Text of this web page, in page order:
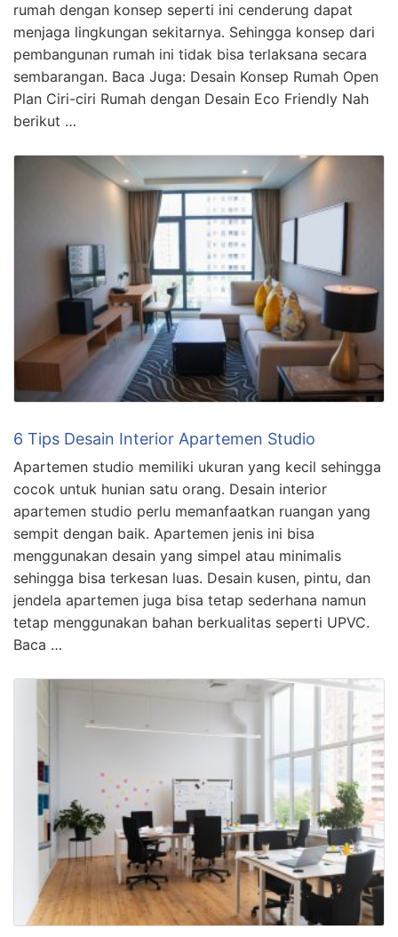
rumah dengan konsep seperti ini cenderung dapat
menjaga lingkungan sekitarnya. Sehingga konsep dari
pembangunan rumah ini tidak bisa terlaksana secara
sembarangan. Baca Juga: Desain Konsep Rumah Open
Plan Ciri-ciri Rumah dengan Desain Eco Friendly Nah
berikut …
6 Tips Desain Interior Apartemen Studio
Apartemen studio memiliki ukuran yang kecil sehingga
cocok untuk hunian satu orang. Desain interior
apartemen studio perlu memanfaatkan ruangan yang
sempit dengan baik. Apartemen jenis ini bisa
menggunakan desain yang simpel atau minimalis
sehingga bisa terkesan luas. Desain kusen, pintu, dan
jendela apartemen juga bisa tetap sederhana namun
tetap menggunakan bahan berkualitas seperti UPVC.
Baca …